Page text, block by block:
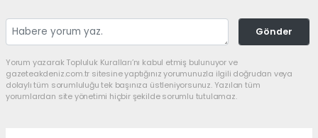
Gönder
Yorum yazarak Topluluk Kuralları’nı kabul etmiş bulunuyor ve
gazeteakdeniz.com.tr sitesine yaptığınız yorumunuzla ilgili doğrudan veya
dolaylı tüm sorumluluğu tek başınıza üstleniyorsunuz. Yazılan tüm
yorumlardan site yönetimi hiçbir şekilde sorumlu tutulamaz.